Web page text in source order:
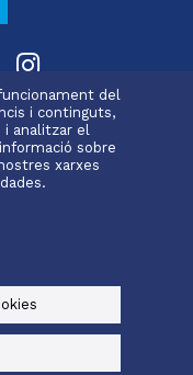
del
i continguts,
i analitzar el
sobre
xarxes
Oferta educativa
Matrícula
i cookies